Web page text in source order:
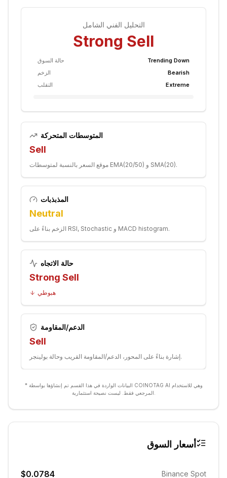
التحليل الفني الشامل
Strong Sell
حالة السوق
Trending Down
الزخم
Bearish
التقلب
Extreme
المتوسطات المتحركة
Sell
موقع السعر بالنسبة لمتوسطات EMA(20/50) و SMA(20).
المذبذبات
Neutral
الزخم بناءً على RSI, Stochastic و MACD histogram.
حالة الاتجاه
Strong Sell
هبوطي
الدعم/المقاومة
Sell
إشارة بناءً على المحور، الدعم/المقاومة القريب وحالة بولينجر.
* البيانات الواردة في هذا القسم تم إنشاؤها بواسطة COINOTAG AI وهي للاستخدام
أسعار السوق
Binance Spot
$0.0784